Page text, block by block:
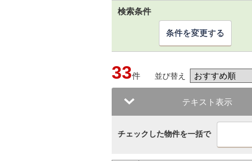
検索条件
条件を変更する
33件 並び替え
テキスト表示
チェックした物件を一括で